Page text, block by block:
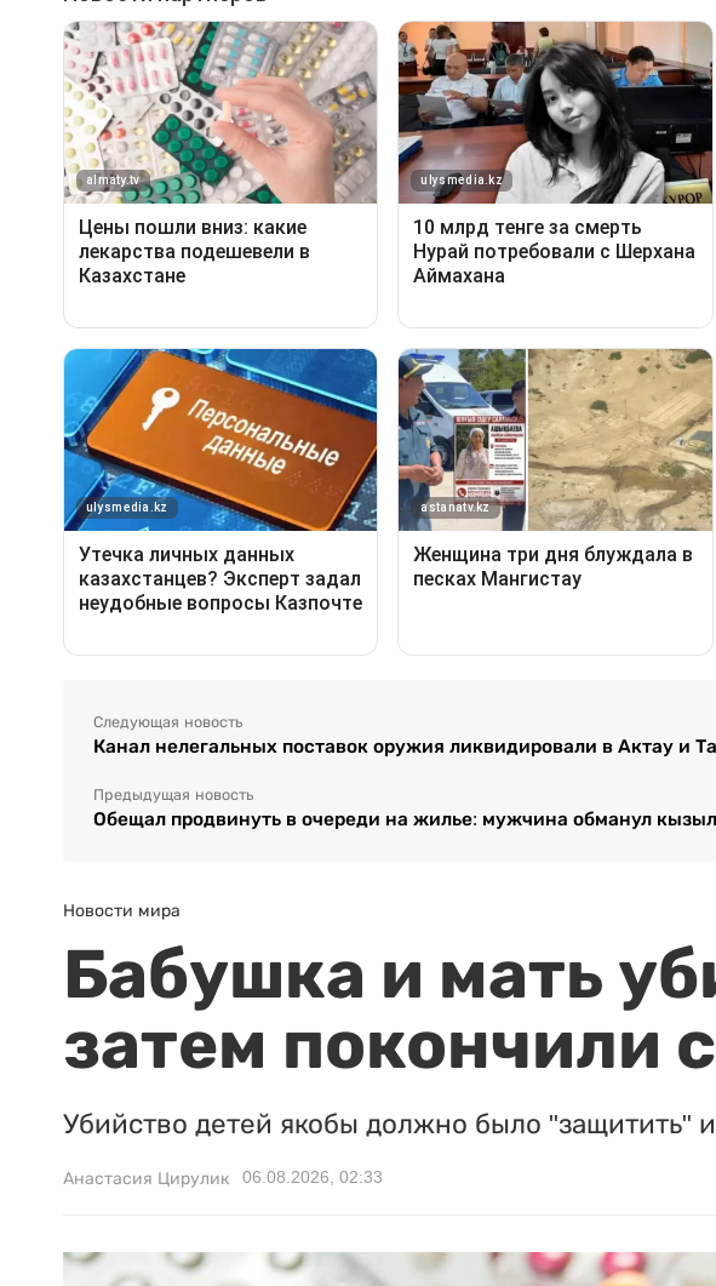
Следующая новость
Канал нелегальных поставок оружия ликвидировали в Актау и
Предыдущая новость
Обещал продвинуть в очереди на жилье: мужчина обманул
Новости мира
Бабушка и мать
затем покончили
Убийство детей якобы должно было "защитить"
Анастасия Цирулик 06.08.2026, 02:33